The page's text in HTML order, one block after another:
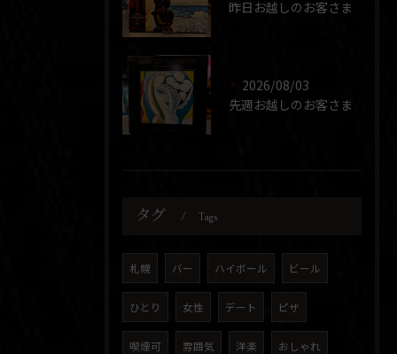
昨日お越しのお客さま
2026/08/03
先週お越しのお客さま
タグ Tags
札幌 バー ハイボール ビール
ひとり 女性 デート ピザ
喫煙可 雰囲気 洋楽 おしゃれ